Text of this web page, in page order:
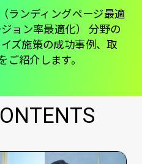
ランディングページ最適
ョン率最適化） 分野の
ズ施策の成功事例、取
ご紹介します。